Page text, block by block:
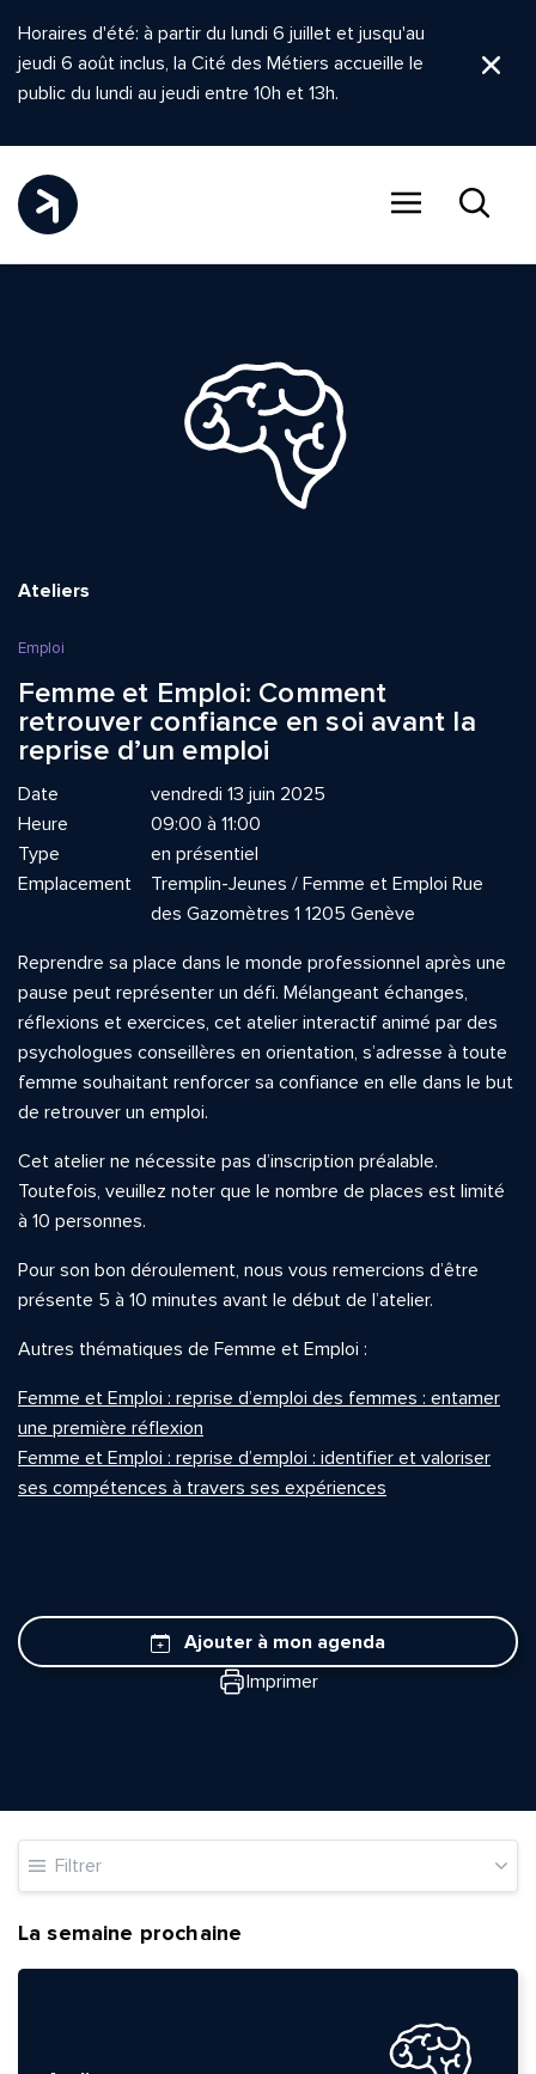
Horaires d'été: à partir du lundi 6 juillet et jusqu'au
jeudi 6 août inclus, la Cité des Métiers accueille le
public du lundi au jeudi entre 10h et 13h.
Ateliers
Emploi
Femme et Emploi: Comment
retrouver confiance en soi avant la
reprise d’un emploi
Date
vendredi 13 juin 2025
Heure
09:00 à 11:00
Type
en présentiel
Emplacement
Tremplin-Jeunes / Femme et Emploi Rue
des Gazomètres 1 1205 Genève
Reprendre sa place dans le monde professionnel après une
pause peut représenter un défi. Mélangeant échanges,
réflexions et exercices, cet atelier interactif animé par des
psychologues conseillères en orientation, s’adresse à toute
femme souhaitant renforcer sa confiance en elle dans le but
de retrouver un emploi.
Cet atelier ne nécessite pas d’inscription préalable.
Toutefois, veuillez noter que le nombre de places est limité
à 10 personnes.
Pour son bon déroulement, nous vous remercions d’être
présente 5 à 10 minutes avant le début de l’atelier.
Autres thématiques de Femme et Emploi :
Femme et Emploi : reprise d’emploi des femmes : entamer
une première réflexion
Femme et Emploi : reprise d’emploi : identifier et valoriser
ses compétences à travers ses expériences
Ajouter à mon agenda
Imprimer
Filtrer
La semaine prochaine